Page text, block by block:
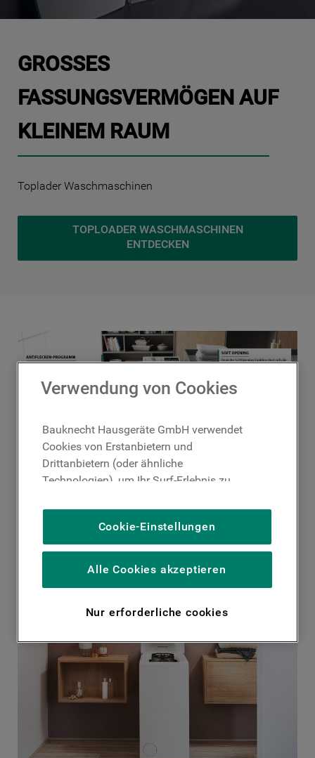
GROSSES F
ASSUNGSVERMÖGEN AUF K
LEINEM RAUM
Toplader Waschmaschinen
TOPLOADER WASCHMASCHINEN
ENTDECKEN
Verwendung von Cookies
Bauknecht Hausgeräte GmbH verwendet
Cookies von Erstanbietern und
Drittanbietern (oder ähnliche
Technologien), um Ihr Surf-Erlebnis zu
Cookies), um unser Publikum zu messen
(Leistungs-Cookies), um die redaktionellen
Inhalte der Website basierend auf Ihrer
Nutzung der Website zu personalisieren,
Funktionen anzubieten (Funktionelle-
personalisierte Werbung basierend auf
Ihren Gewohnheiten, Interaktionen mit
unseren Websites, Werbeanzeigen und
Interessen (einschließlich über Drittanbieter
weitere Informationen zu den
Cookie-Einstellungen
Nur erforderliche cookies
Alle Cookies akzeptieren
10. kühl-gefrierkombination freistehend